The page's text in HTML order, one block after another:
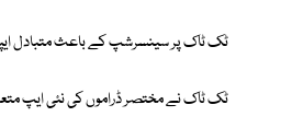
ٹک ٹاک پر سینسرشپ کے باعث متبادل
ٹک ٹاک نے مختصر ڈراموں کی نئی ایپ